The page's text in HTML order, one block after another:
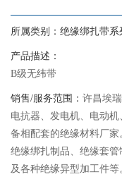
所属类别： 绝缘绑扎带系
产品描述：
B级无纬带
销售/服务范围： 许昌埃
电抗器、发电机、电动
备相配套的绝缘材料厂家
绝缘绑扎制品、绝缘套
及各种绝缘异型加工件等